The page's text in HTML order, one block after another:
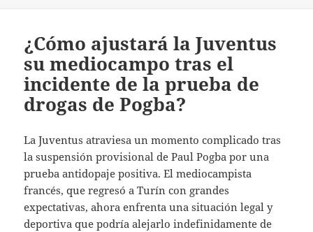
¿Cómo ajustará la Juventus
su mediocampo tras el
incidente de la prueba de
drogas de Pogba?
La Juventus atraviesa un momento complicado tras
la suspensión provisional de Paul Pogba por una
prueba antidopaje positiva. El mediocampista
francés, que regresó a Turín con grandes
expectativas, ahora enfrenta una situación legal y
deportiva que podría alejarlo indefinidamente de